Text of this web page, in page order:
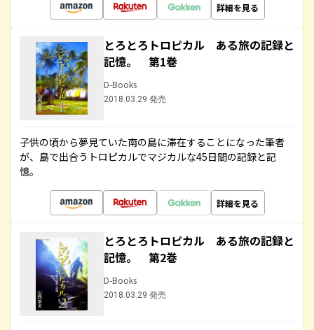
詳細を見る
とろとろトロピカル ある旅の記録と
記憶。 第1巻
D-Books
2018.03.29 発売
子供の頃から夢見ていた南の島に滞在することになった筆者
が、島で出合うトロピカルでマジカルな45日間の記録と記
憶。
詳細を見る
とろとろトロピカル ある旅の記録と
記憶。 第2巻
D-Books
2018.03.29 発売